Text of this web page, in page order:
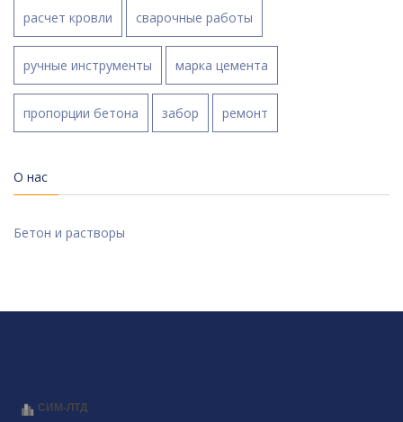
расчет кровли сварочные работы
ручные инструменты марка цемента
пропорции бетона забор ремонт
О нас
Бетон и растворы